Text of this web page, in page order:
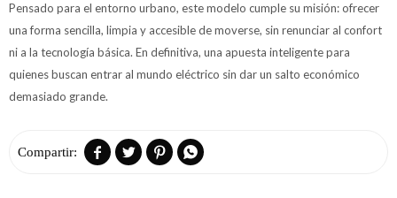
Pensado para el entorno urbano, este modelo cumple su misión: ofrecer
una forma sencilla, limpia y accesible de moverse, sin renunciar al confort
ni a la tecnología básica. En definitiva, una apuesta inteligente para
quienes buscan entrar al mundo eléctrico sin dar un salto económico
demasiado grande.
   